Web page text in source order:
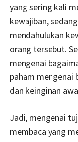
yang sering kali
kewajiban,
mendahulukan
orang tersebut.
mengenai
paham mengenai
dan keinginan
Jadi, mengenai
membaca yang